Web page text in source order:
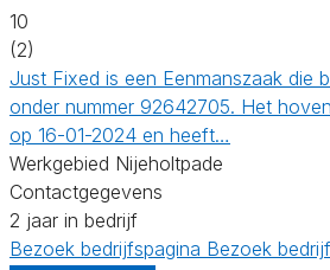
10
(2)
Just Fixed is een Eenmanszaak die
onder nummer 92642705. Het
op 16-01-2024 en heeft…
Werkgebied Nijeholtpade
Contactgegevens
2 jaar in bedrijf
Bezoek bedrijfspagina Bezoek